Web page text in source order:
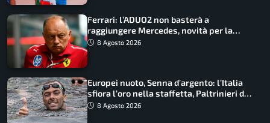
Ferrari: l’ADUO2 non basterà a
raggiungere Mercedes, novità per la
Macarena
8 Agosto 2026
Europei nuoto, Senna d’argento: l’Italia
sfiora l’oro nella staffetta, Paltrinieri da
urlo, il bilancio azzurro
8 Agosto 2026